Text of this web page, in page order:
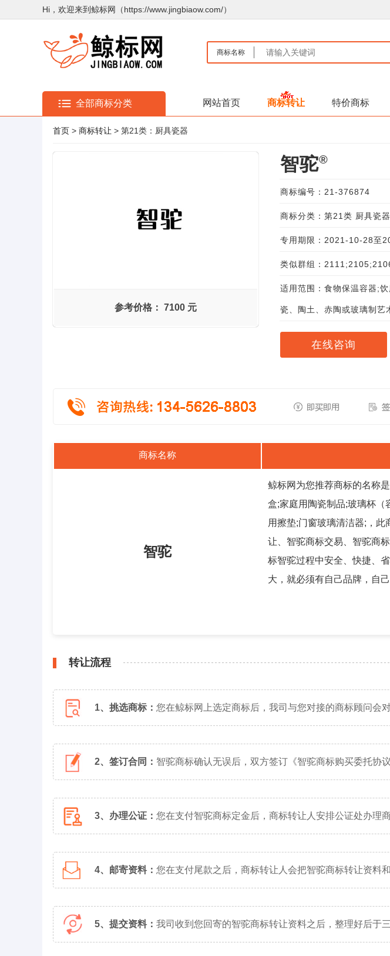
Hi，欢迎来到鲸标网（https://www.jingbiaow.com/）
商标名称
全部商标分类 网站首页 商标转让 特价商标
首页 > 商标转让 > 第21类：厨具瓷器
参考价格： 7100 元
智驼®
商标编号：21-376874
商标分类：第21类 厨具瓷器
专用期限：2021-10-28至
类似群组：
适用范围：食物保温容器;
瓷、陶土、赤陶或玻璃制艺
在线咨询
商标名称
智驼
鲸标网为您推荐商标的名称
盒;家庭用陶瓷制品;玻璃杯（
用擦垫;门窗玻璃清洁器;，
让、智驼商标交易、智驼商
标智驼过程中安全、快捷、
大，就必须有自己品牌，自
转让流程
1、挑选商标： 您在鲸标网上选定商标后，我司与您对接的商标顾问会
2、签订合同： 智驼商标确认无误后，双方签订《智驼商标购买委托协
3、办理公证： 您在支付智驼商标定金后，商标转让人安排公证处办理
4、邮寄资料： 您在支付尾款之后，商标转让人会把智驼商标转让资料
5、提交资料： 我司收到您回寄的智驼商标转让资料之后，整理好后于